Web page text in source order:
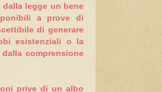
legge un bene
a prove di
di generare
esistenziali o la
comprensione
prive di un albo